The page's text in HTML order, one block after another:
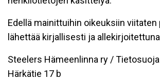
Edellä mainittuihin oikeuksiin
lähettää kirjallisesti ja
Steelers Hämeenlinna ry / Tietosuoja
Härkätie 17 b